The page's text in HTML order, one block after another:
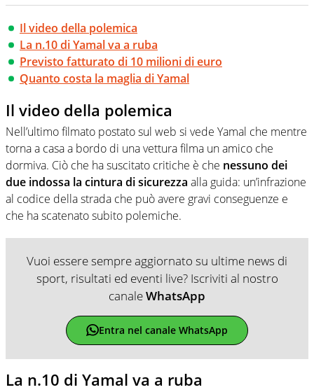
Il video della polemica
La n.10 di Yamal va a ruba
Previsto fatturato di 10 milioni di euro
Quanto costa la maglia di Yamal
Il video della polemica
Nell’ultimo filmato postato sul web si vede Yamal che mentre
torna a casa a bordo di una vettura filma un amico che
dormiva. Ciò che ha suscitato critiche è che nessuno dei
due indossa la cintura di sicurezza alla guida: un’infrazione
al codice della strada che può avere gravi conseguenze e
che ha scatenato subito polemiche.
Vuoi essere sempre aggiornato su ultime news di
sport, risultati ed eventi live? Iscriviti al nostro
canaleWhatsApp
Entra nel canale WhatsApp
La n.10 di Yamal va a ruba